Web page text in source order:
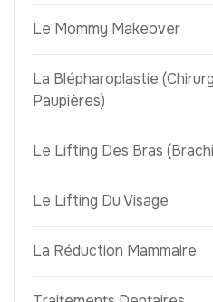
Le Mommy Makeover
La Blépharoplastie
Paupières)
Le Lifting Des Bras
Le Lifting Du Visage
La Réduction Mammaire